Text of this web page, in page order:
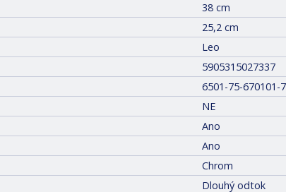
38 cm
25,2 cm
Leo
5905315027337
6501-75-670101-
NE
Ano
Ano
Chrom
Dlouhý odtok